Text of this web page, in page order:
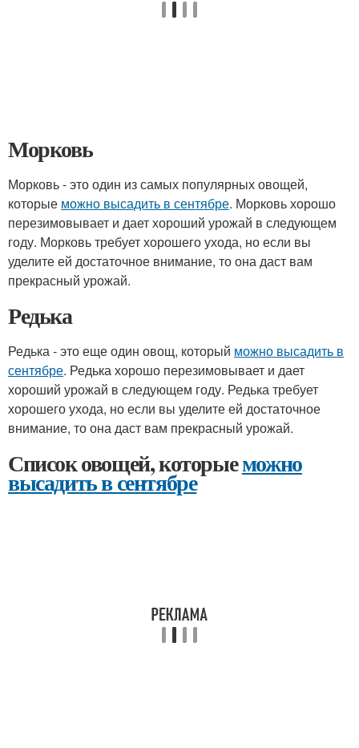
Морковь
Морковь - это один из самых популярных овощей,
которые можно высадить в сентябре. Морковь хорошо
перезимовывает и дает хороший урожай в следующем
году. Морковь требует хорошего ухода, но если вы
уделите ей достаточное внимание, то она даст вам
прекрасный урожай.
Редька
Редька - это еще один овощ, который можно высадить в
сентябре. Редька хорошо перезимовывает и дает
хороший урожай в следующем году. Редька требует
хорошего ухода, но если вы уделите ей достаточное
внимание, то она даст вам прекрасный урожай.
Список овощей, которыеможно
высадить в сентябре